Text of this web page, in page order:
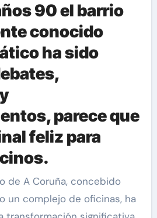
90 el barrio
conocido
ha sido
parece que
feliz para
un complejo de oficinas, ha